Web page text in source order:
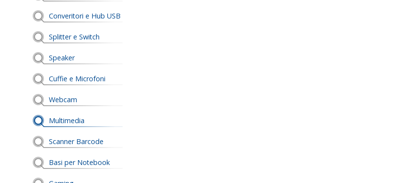
Converitori e Hub USB
Splitter e Switch
Speaker
Cuffie e Microfoni
Webcam
Multimedia
Scanner Barcode
Basi per Notebook